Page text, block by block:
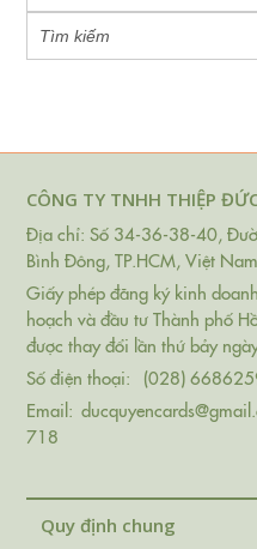
CÔNG TY TNHH THIỆP
Địa chỉ: Số 34-36-38-40,
Bình Đông, TP.HCM, Việt
Giấy phép đăng ký kinh
hoạch và đầu tư Thành phố
được thay đổi lần thứ bảy
Số điện thoại:
(028)
Email:
718
Quy định chung